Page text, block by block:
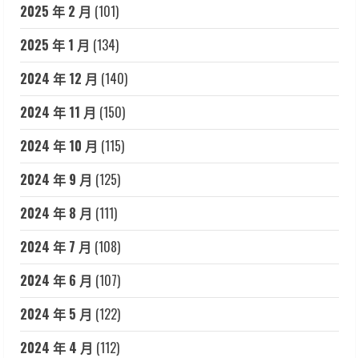
2025 年 2 月 (101)
2025 年 1 月 (134)
2024 年 12 月 (140)
2024 年 11 月 (150)
2024 年 10 月 (115)
2024 年 9 月 (125)
2024 年 8 月 (111)
2024 年 7 月 (108)
2024 年 6 月 (107)
2024 年 5 月 (122)
2024 年 4 月 (112)